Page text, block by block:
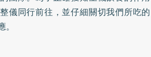
儀同行前往，並仔細關切我們所吃的